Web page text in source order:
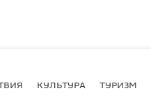
КУЛЬТУРА ТУРИЗМ